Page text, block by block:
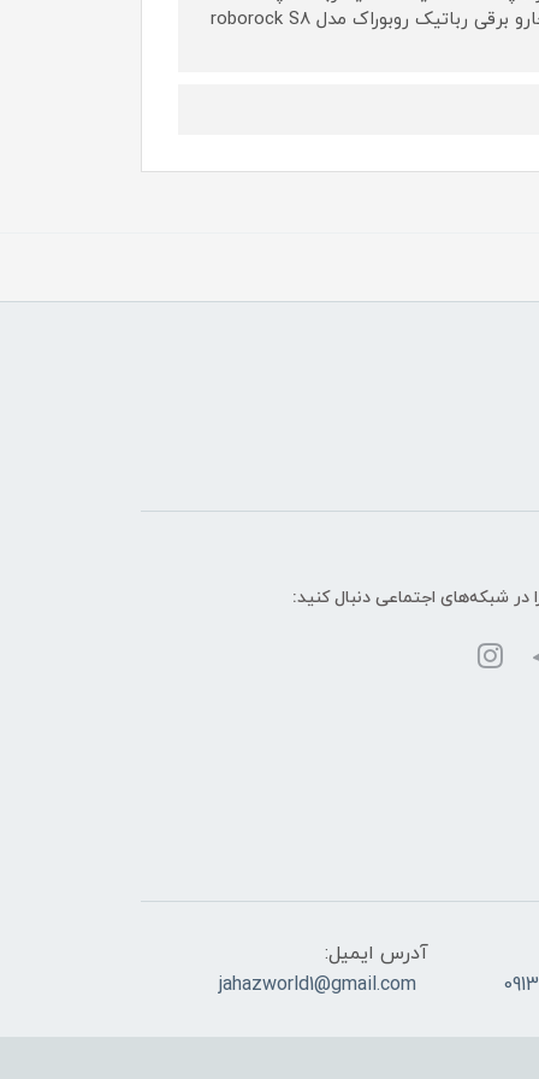
برس کناری - ۱ عدد برس تمیز کننده قطعات ربات . این مجموعه مناسب جارو برقی رباتیک روبوراک مدل roborock S۸
در شبکه‌های اجتماعی دنبال کنید:
آدرس ایمیل:
jahazworld1@gmail.com